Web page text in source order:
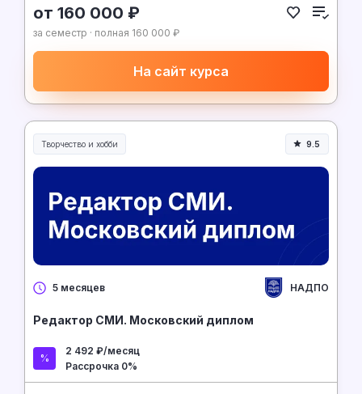
от 160 000 ₽
за семестр · полная 160 000 ₽
На сайт курса
Творчество и хобби
Творчество, контент и хобби
9.5
5 месяцев НАДПО
Редактор СМИ. Московский диплом
2 492 ₽/месяц
Рассрочка 0%